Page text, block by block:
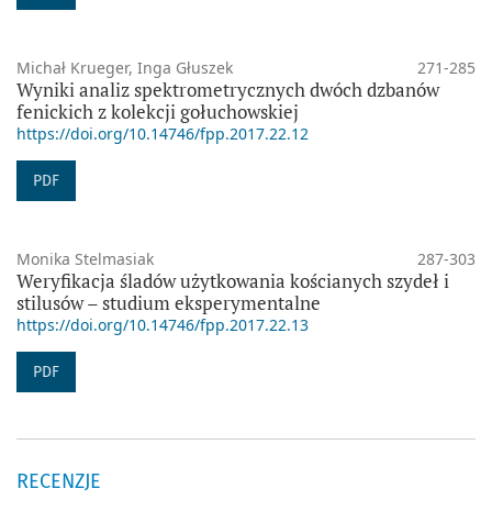
Michał Krueger, Inga Głuszek 271-285
Wyniki analiz spektrometrycznych dwóch dzbanów
fenickich z kolekcji gołuchowskiej
https://doi.org/10.14746/fpp.2017.22.12
PDF
Monika Stelmasiak 287-303
Weryfikacja śladów użytkowania kościanych szydeł i
stilusów – studium eksperymentalne
https://doi.org/10.14746/fpp.2017.22.13
PDF
RECENZJE